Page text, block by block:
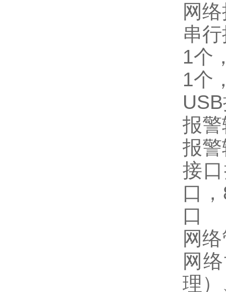
网
串
1个
1个
报
报
接
口
口
网
网
理